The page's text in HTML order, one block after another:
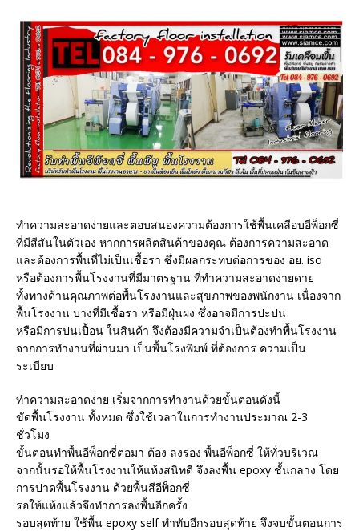
ทำความสะอาดง่ายและตอบสนองความต้องการใช้พื้นเคลือบอีพ็อกซี่
ที่มีสีสันในตัวเอง หากการผลิตสินค้าของคุณ ต้องการความสะอาด
และต้องการพื้นที่ไม่เป็นเชื้อรา ซึ่งมีผลกระทบต่อการของ อย. iso
หรือต้องการพื้นโรงงานที่มีมาตรฐาน ที่ทำความสะอาดง่ายดาย
ทั้งทางด้านคุณภาพต่อพื้นโรงงานและสุขภาพของพนักงาน เนื่องจาก
พื้นโรงงาน บางที่มีเชื้อรา หรือมีฝุ่นผง ซึ่งอาจมีการปะปน
หรือมีการปนเปื้อน ในสินค้า จึงต้องมีความจำเป็นต้องทำพื้นโรงงาน
จากการทำงานที่ผ่านมา เป็นพื้นโรงพิมพ์ ที่ต้องการ ความเป็น
ระเบียบ
ทำความสะอาดง่าย เริ่มจากการทำงานด้วยขั้นตอนดังนี้
ขัดพื้นโรงงาน ทั้งหมด ซึ่งใช้เวลาในการทำงานประมาณ 2-3
ชั่วโมง
ขั้นตอนทำพื้นอีพ็อกซี่ต่อมา ต้อง ลงรอง พื้นอีพ็อกซี่ ให้ทั่วบริเวณ
จากนั้นรอให้พื้นโรงงานให้แห้งสนิทดี จึงลงพื้น epoxy ชั้นกลาง โดย
การปาดพื้นโรงงาน ด้วยพื้นสีอีพ็อกซี่
รอให้แห้งแล้วจึงทำการลงพื้นอีกครั้ง
รอบสุดท้าย ใช้พื้น epoxy self ทำทับอีกรอบสุดท้าย จึงจบขั้นตอนการ